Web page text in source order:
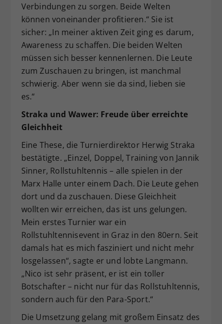
Verbindungen zu sorgen. Beide Welten
können voneinander profitieren.“ Sie ist
sicher: „In meiner aktiven Zeit ging es darum,
Awareness zu schaffen. Die beiden Welten
müssen sich besser kennenlernen. Die Leute
zum Zuschauen zu bringen, ist manchmal
schwierig. Aber wenn sie da sind, lieben sie
es.“
Straka und Wawer: Freude über erreichte
Gleichheit
Eine These, die Turnierdirektor Herwig Straka
bestätigte. „Einzel, Doppel, Training von Jannik
Sinner, Rollstuhltennis – alle spielen in der
Marx Halle unter einem Dach. Die Leute gehen
dort und da zuschauen. Diese Gleichheit
wollten wir erreichen, das ist uns gelungen.
Mein erstes Turnier war ein
Rollstuhltennisevent in Graz in den 80ern. Seit
damals hat es mich fasziniert und nicht mehr
losgelassen“, sagte er und lobte Langmann.
„Nico ist sehr präsent, er ist ein toller
Botschafter – nicht nur für das Rollstuhltennis,
sondern auch für den Para-Sport.“
Die Umsetzung gelang mit großem Einsatz des